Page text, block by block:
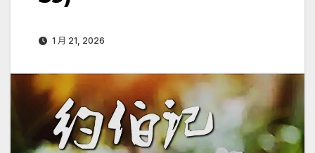
1 月 21, 2026